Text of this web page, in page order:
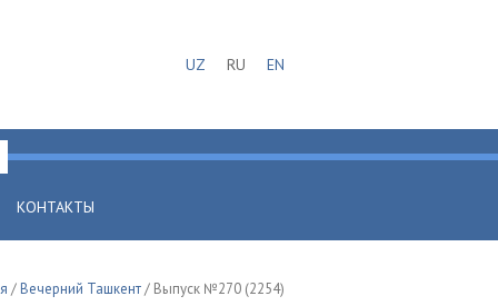
UZ RU EN
КОНТАКТЫ
/Вечерний Ташкент/ Выпуск №270 (2254)